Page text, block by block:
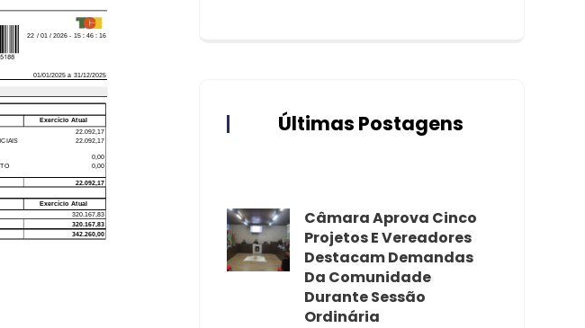
Últimas Postagens
Câmara Aprova Cinco
Projetos E Vereadores
Destacam Demandas
Da Comunidade
Durante Sessão
Ordinária